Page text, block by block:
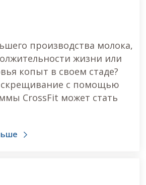
производства молока,
жизни или
копыт в своем стаде?
с помощью
CrossFit может стать